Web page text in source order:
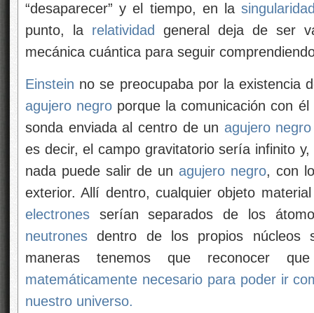
“desaparecer” y el tiempo, en la
punto, la relatividad
general deja de ser
mecánica cuántica para seguir
Einstein no se preocupaba por la existencia
agujero negro porque la comunicación con
sonda enviada al centro de un agujero negro
es decir, el campo gravitatorio sería infinito
nada puede salir de un agujero negro, con
exterior. Allí dentro, cualquier objeto
electrones serían separados de los
neutrones dentro de los propios núcleos
maneras tenemos que reconocer
matemáticamente necesario para poder ir
nuestro universo.